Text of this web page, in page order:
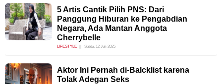
5 Artis Cantik Pilih PNS: Dari
Panggung Hiburan ke Pengabdian
Negara, Ada Mantan Anggota
Cherrybelle
LIFESTYLE Sabtu, 12 Juli 2025
Aktor Ini Pernah di-Balcklist karena
Tolak Adegan Seks